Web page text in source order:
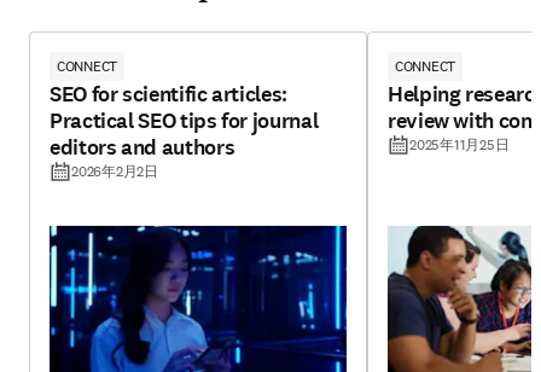
CONNECT
SEO for scientific articles:
Practical SEO tips for journal
editors and authors
2026年2月2日
CONNECT
Helping
review with
2025年11月25日